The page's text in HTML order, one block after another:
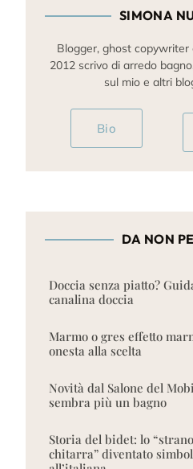
SIMONA
Blogger, ghost
2012 scrivo di arredo
sul mio e altri
Bio
DA NON
Doccia senza piatto?
canalina doccia
Marmo o gres effetto
onesta alla scelta
Novità dal Salone del
sembra più un bagno
Storia del bidet: lo
chitarra” diventato